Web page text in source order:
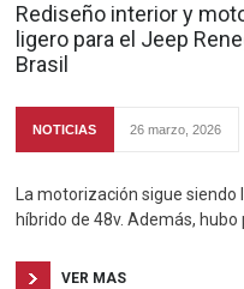
Rediseño interior y
ligero para el Jeep
Brasil
NOTICIAS 26 marzo, 2026
La motorización sigue
híbrido de 48v. Además,
VER MAS